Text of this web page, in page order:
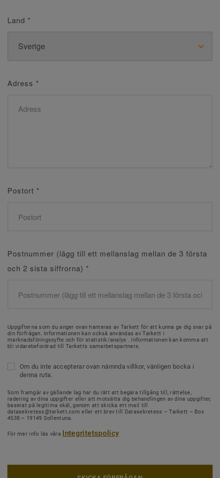
Land *
Adress *
Postort *
Postnummer (lägg till ett mellanslag mellan de 3 första
och 2 sista siffrorna) *
Uppgifterna som du anger ovan hanteras av Tarkett för att kunna ge dig svar på
din förfrågan. Informationen kan också användas av Tarkett i
marknadsföringssyfte och för statistik/analys . Informationen kan komma att
bli vidarebefordrad till Tarketts samarbetspartners.
Om du inte accepterar ovan nämnda villkor, vänligen bocka i
denna ruta.
Som framgår av gällande lag har du rätt att begära tillgång till, rättelse,
radering av dina uppgifter eller att motsätta dig behandlingen av dina uppgifter,
baserat på legitima skäl, genom att skicka ett mail till
datasekretess@tarkett.com eller ett brev till Datasekretess – Tarkett – Box
4538 – 19149 Sollentuna.
För mer info läs våra Integritetspolicy